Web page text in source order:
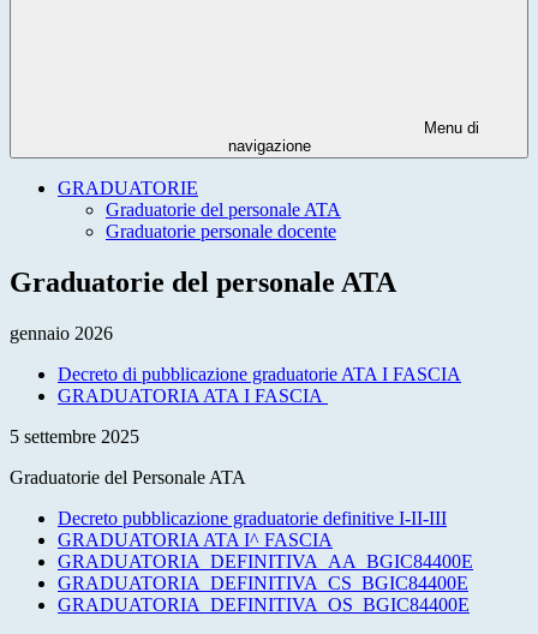
Menu di
navigazione
GRADUATORIE
Graduatorie del personale ATA
Graduatorie personale docente
Graduatorie del personale ATA
gennaio 2026
Decreto di pubblicazione graduatorie ATA I FASCIA
GRADUATORIA ATA I FASCIA
5 settembre 2025
Graduatorie del Personale ATA
Decreto pubblicazione graduatorie definitive I-II-III
GRADUATORIA ATA I^ FASCIA
GRADUATORIA_DEFINITIVA_AA_BGIC84400E
GRADUATORIA_DEFINITIVA_CS_BGIC84400E
GRADUATORIA_DEFINITIVA_OS_BGIC84400E